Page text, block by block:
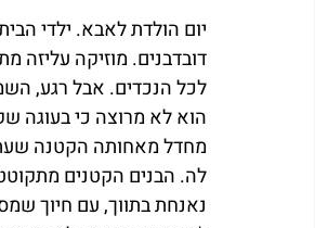
יום הולדת לאבא. ילדי
דובדבנים. מוזיקה עליזה
לכל הנכדים. אבל רגע,
הוא לא מרוצה כי בעוגה
מחדל מאחותה הקטנה
לה. הבנים הקטנים
נאנחת בתווך, עם חיוך